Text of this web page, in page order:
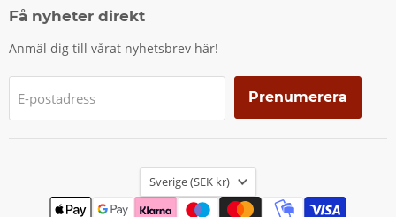
FacebookInstagram
X
Få nyheter direkt
Anmäl dig till vårat nyhetsbrev här!
E-postadress Prenumerera
Land
Sverige (SEK kr)